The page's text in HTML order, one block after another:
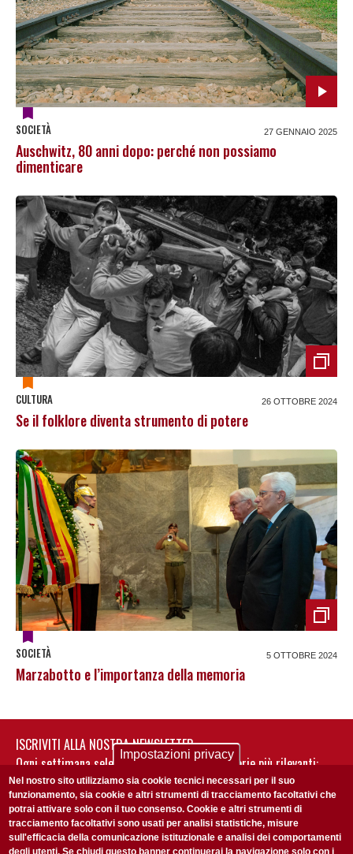
SOCIETÀ 27 GENNAIO 2025
Auschwitz, 80 anni dopo: perché non possiamo
dimenticare
CULTURA 26 OTTOBRE 2024
Se il folklore diventa strumento di potere
SOCIETÀ 5 OTTOBRE 2024
Marzabotto e l’importanza della memoria
ISCRIVITI ALLA NOSTRA NEWSLETTER
Ogni settimana selezioniamo per te nostre storie più rilevanti:
non perderti gli aggiornamenti della nostra newsletter
Impostazioni privacy
Nel nostro sito utilizziamo sia cookie tecnici necessari per il suo
funzionamento, sia cookie e altri strumenti di tracciamento facoltativi che
potrai attivare solo con il tuo consenso. Cookie e altri strumenti di
tracciamento facoltativi sono usati per analisi statistiche, misure
sull'efficacia della comunicazione istituzionale e analisi dei comportamenti
degli utenti. Se chiudi questo banner continuerai la navigazione solo con i